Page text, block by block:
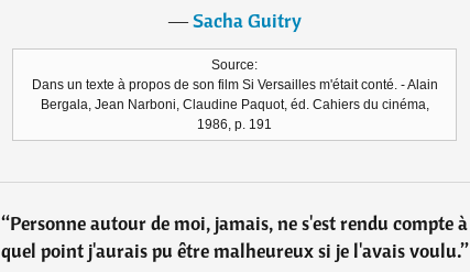
―Sacha Guitry
Source:
Dans un texte à propos de son film Si Versailles m'était conté. - Alain
Bergala, Jean Narboni, Claudine Paquot, éd. Cahiers du cinéma,
1986, p. 191
“Personne autour de moi, jamais, ne s'est rendu compte à
quel point j'aurais pu être malheureux si je l'avais voulu.”